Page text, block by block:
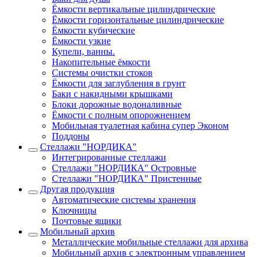
Ёмкости вертикальные цилиндрические
Ёмкости горизонтальные цилиндрические
Ёмкости кубические
Ёмкости узкие
Купели, ванны.
Накопительные ёмкости
Системы очистки стоков
Ёмкости для заглубления в грунт
Баки с накидными крышками
Блоки дорожные водоналивные
Ёмкости с полным опорожнением
Мобильная туалетная кабина супер Эконом
Поддоны
Стеллажи "НОРДИКА"
Интегрированные стеллажи
Стеллажи "НОРДИКА" Островные
Стеллажи "НОРДИКА" Пристенные
Другая продукция
Автоматические системы хранения
Ключницы
Почтовые ящики
Мобильный архив
Металлические мобильные стеллажи для архива
Мобильный архив с электронным управлением